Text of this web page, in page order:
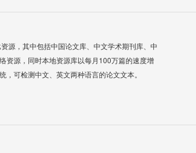
源，其中包括中国论文库、中文学术期刊库、中
资源，同时本地资源库以每月100万篇的速度增
可检测中文、英文两种语言的论文文本。